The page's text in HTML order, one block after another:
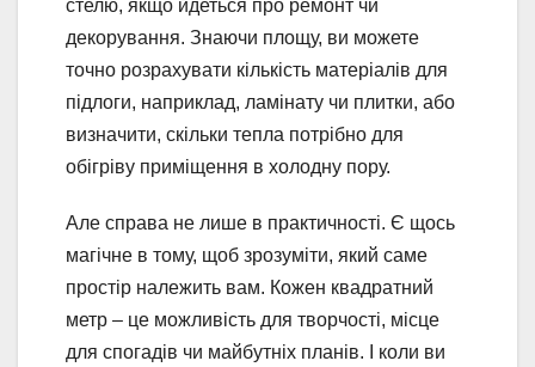
стелю, якщо йдеться про ремонт чи
декорування. Знаючи площу, ви можете
точно розрахувати кількість матеріалів для
підлоги, наприклад, ламінату чи плитки, або
визначити, скільки тепла потрібно для
обігріву приміщення в холодну пору.
Але справа не лише в практичності. Є щось
магічне в тому, щоб зрозуміти, який саме
простір належить вам. Кожен квадратний
метр – це можливість для творчості, місце
для спогадів чи майбутніх планів. І коли ви